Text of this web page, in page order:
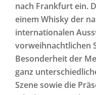
nach Frankfurt ein.
einem Whisky der
internationalen
vorweihnachtlichen
Besonderheit der
ganz
Szene sowie die